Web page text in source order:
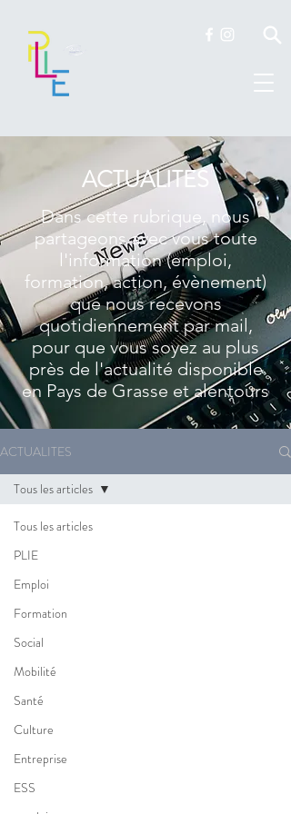
ACTUALITES
Dans cette rubrique, nous
partageons avec vous toute
l'information (emploi,
formation, action, évènement)
que nous recevons
quotidiennement par mail,
pour que vous soyez au plus
près de l'actualité disponible
en Pays de Grasse et alentours
ACTUALITES
Tous les articles
PLIE
Emploi
Formation
Social
Mobilité
Santé
Culture
Entreprise
ESS
Tous les articles